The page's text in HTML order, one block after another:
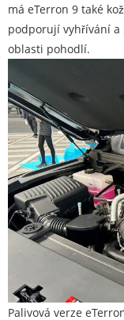
má eTerron 9 také
podporují vyhřívání a
oblasti pohodlí.
Palivová verze